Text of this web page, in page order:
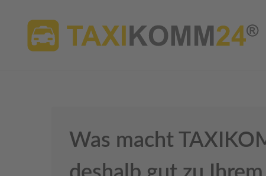
Was macht